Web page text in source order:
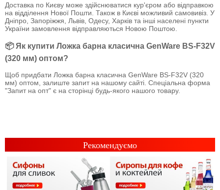
Доставка по Києву може здійснюватися кур'єром або відправкою
на відділення Нової Пошти. Також в Києві можливий самовивіз. У
Дніпро, Запоріжжя, Львів, Одесу, Харків та інші населені пункти
України замовлення відправляються Новою Поштою.
📦 Як купити Ложка барна класична GenWare BS-F32V
(320 мм) оптом?
Щоб придбати Ложка барна класична GenWare BS-F32V (320
мм) оптом, залиште запит на нашому сайті. Спеціальна форма
"Запит на опт" є на сторінці будь-якого нашого товару.
Рекомендуємо